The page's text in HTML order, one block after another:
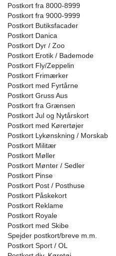
Postkort fra 8000-8999
Postkort fra 9000-9999
Postkort Butiksfacader
Postkort Danica
Postkort Dyr / Zoo
Postkort Erotik / Bademode
Postkort Fly/Zeppelin
Postkort Frimærker
Postkort med Fyrtårne
Postkort Gruss Aus
Postkort fra Grænsen
Postkort Jul og Nytårskort
Postkort med Kørertøjer
Postkort Lykønskning / Morskab
Postkort Militær
Postkort Møller
Postkort Mønter / Sedler
Postkort Pinse
Postkort Post / Posthuse
Postkort Påskekort
Postkort Reklame
Postkort Royale
Postkort med Skibe
Spejder postkort/breve m.m.
Postkort Sport / OL